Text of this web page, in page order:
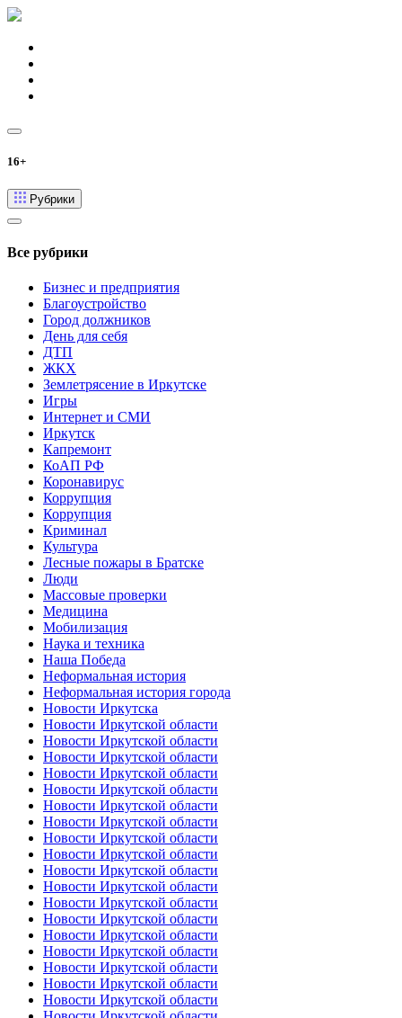
16+
Рубрики
Все рубрики
Бизнес и предприятия
Благоустройство
Город должников
День для себя
ДТП
ЖКХ
Землетрясение в Иркутске
Игры
Интернет и СМИ
Иркутск
Капремонт
КоАП РФ
Коронавирус
Коррупция
Коррупция
Криминал
Культура
Лесные пожары в Братске
Люди
Массовые проверки
Медицина
Мобилизация
Наука и техника
Наша Победа
Неформальная история
Неформальная история города
Новости Иркутска
Новости Иркутской области
Новости Иркутской области
Новости Иркутской области
Новости Иркутской области
Новости Иркутской области
Новости Иркутской области
Новости Иркутской области
Новости Иркутской области
Новости Иркутской области
Новости Иркутской области
Новости Иркутской области
Новости Иркутской области
Новости Иркутской области
Новости Иркутской области
Новости Иркутской области
Новости Иркутской области
Новости Иркутской области
Новости Иркутской области